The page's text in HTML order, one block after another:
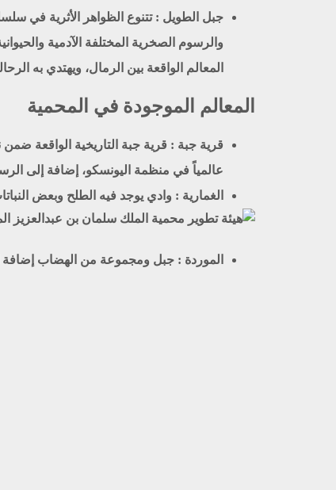
جبل الطويل :تتنوع الظواهر الأثرية في
والرسوم الصخرية المختلفة الآدمية
المعالم الواقعة بين الرمال، ويهتدي به
المعالم الموجودة في المحمية
قرية جبة : قرية جبة التاريخية الواقعة
عالمياً في منظمة اليونسكو، إضافة إلى
الغمارية : وادي يوجد فيه الطلح وبعض
الموردة : جبل ومجموعة من الهضاب إضافة